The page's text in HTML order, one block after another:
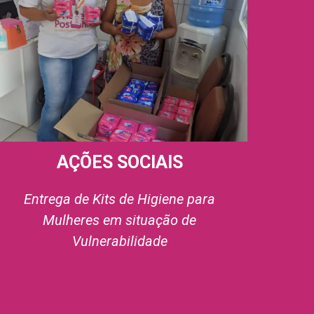
AÇÕES SOCIAIS
Entrega de Kits de Higiene para
Mulheres em situação de
Vulnerabilidade